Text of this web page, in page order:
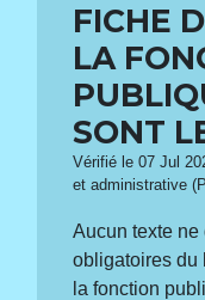
FICHE
LA
SONT
Vérifié le 07 Jul
et administrative
Aucun texte
obligatoires du
la fonction